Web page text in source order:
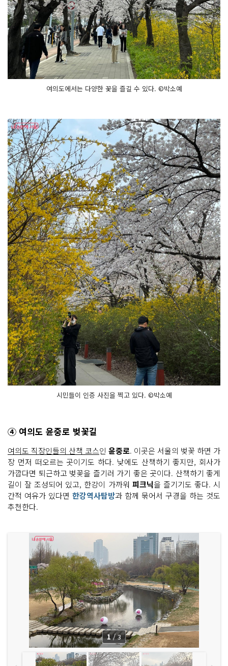
여의도에서는 다양한 꽃을 즐길 수 있다. ©박소예
시민들이 인증 사진을 찍고 있다. ©박소예
④ 여의도 윤중로 벚꽃길
여의도 직장인들의 산책 코스인 윤중로. 이곳은 서울의 벚꽃 하면 가
장 먼저 떠오르는 곳이기도 하다. 낮에도 산책하기 좋지만, 회사가
가깝다면 퇴근하고 벚꽃을 즐기러 가기 좋은 곳이다. 산책하기 좋게
길이 잘 조성되어 있고, 한강이 가까워 피크닉을 즐기기도 좋다. 시
간적 여유가 있다면 한강역사탐방과 함께 묶어서 구경을 하는 것도
추천한다.
1 / 3